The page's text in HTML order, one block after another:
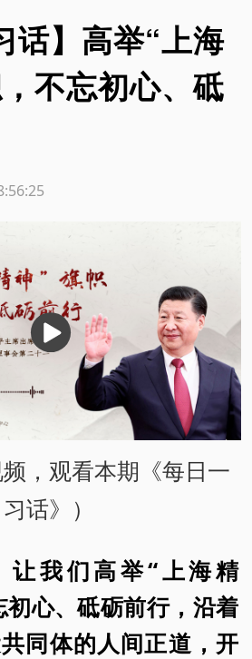
话】高举“上海
不忘初心、砥
播
放
频，观看本期《每日一
习话》）
让我们高举“上海精
初心、砥砺前行，沿着
同体的人间正道，开